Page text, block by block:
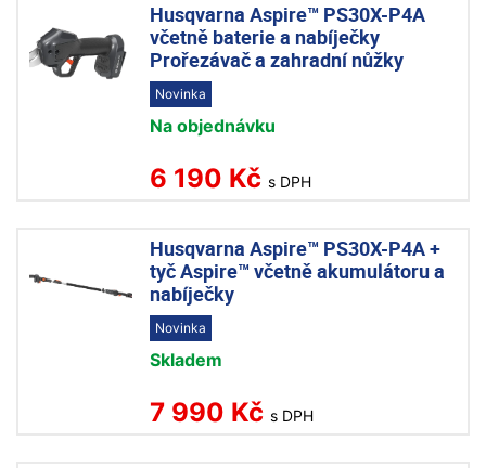
Husqvarna Aspire™ PS30X-P4A
včetně baterie a nabíječky
Prořezávač a zahradní nůžky
Novinka
Na objednávku
6 190 Kč s DPH
Husqvarna Aspire™ PS30X-P4A +
tyč Aspire™ včetně akumulátoru a
nabíječky
Novinka
Skladem
7 990 Kč s DPH